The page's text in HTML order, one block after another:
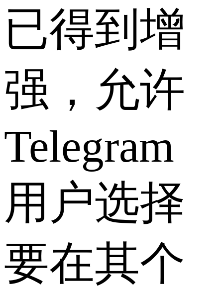
已得到增
强，允许
Telegram
用户选择
要在其个